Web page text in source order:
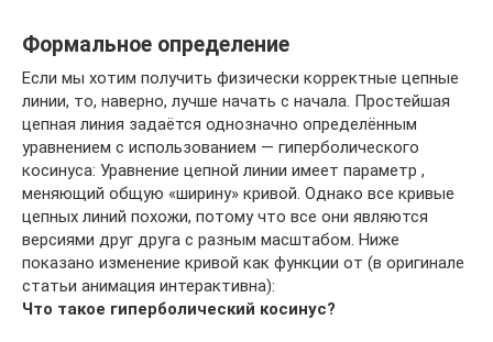
Формальное определение
Если мы хотим получить физически корректные цепные
линии, то, наверно, лучше начать с начала. Простейшая
цепная линия задаётся однозначно определённым
уравнением с использованием — гиперболического
косинуса: Уравнение цепной линии имеет параметр ,
меняющий общую «ширину» кривой. Однако все кривые
цепных линий похожи, потому что все они являются
версиями друг друга с разным масштабом. Ниже
показано изменение кривой как функции от (в оригинале
статьи анимация интерактивна):
Что такое гиперболический косинус?